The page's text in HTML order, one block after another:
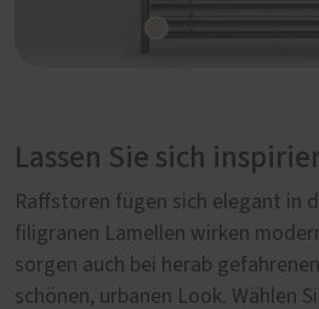
Lassen Sie sich
Raffstoren fügen sich elegant in
filigranen Lamellen wirken
sorgen auch bei herab
schönen, urbanen Look. Wählen